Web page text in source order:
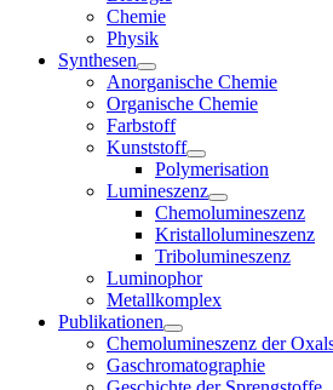
Chemie
Physik
Synthesen
Anorganische Chemie
Organische Chemie
Farbstoff
Kunststoff
Polymerisation
Lumineszenz
Chemolumineszenz
Kristallolumineszenz
Tribolumineszenz
Luminophor
Metallkomplex
Publikationen
Chemolumineszenz der
Gaschromatographie